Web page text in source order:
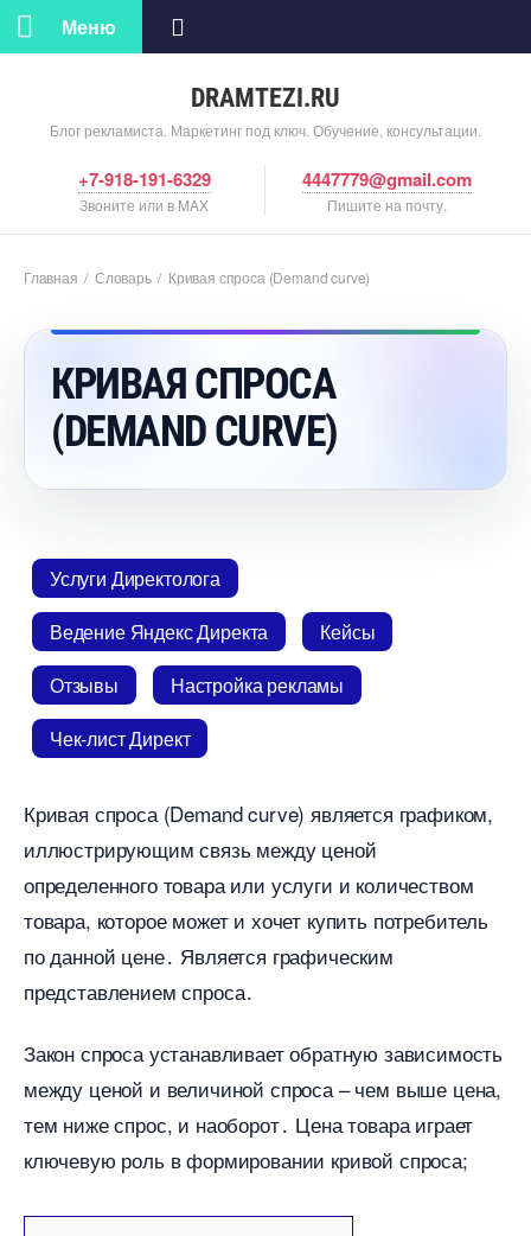
DRAMTEZI.RU
Блог рекламиста. Маркетинг под ключ. Обучение, консультации.
Меню
+7-918-191-6329
Звоните или в MAX
4447779@gmail.com
Пишите на почту.
Главная / Словарь/ Кривая спроса (Demand curve)
КРИВАЯ СПРОСА
(DEMAND CURVE)
Услуги Директолога
едение Яндекс Директа
Кейсы
Отзывы
Настройка рекламы
Чек-лист Директ
Кривая спроса (Demand curve) является графиком,
иллюстрирующим связь между ценой
определенного товара или услуги и количеством
товара, которое может и хочет купить потребитель
по данной цене․ Является графическим
представлением спроса․
Закон спроса устанавливает обратную зависимость
между ценой и величиной спроса – чем выше цена,
тем ниже спрос, и наоборот․ Цена товара играет
ключевую роль в формировании кривой спроса;